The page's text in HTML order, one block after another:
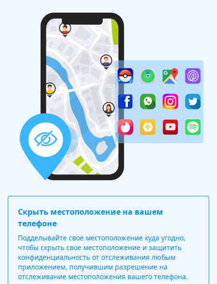
Скрыть местоположение на вашем
телефоне
Подделывайте свое местоположение куда угодно,
чтобы скрыть свое местоположение и защитить
конфиденциальность от отслеживания любым
приложением, получившим разрешение на
отслеживание местоположения вашего телефона.